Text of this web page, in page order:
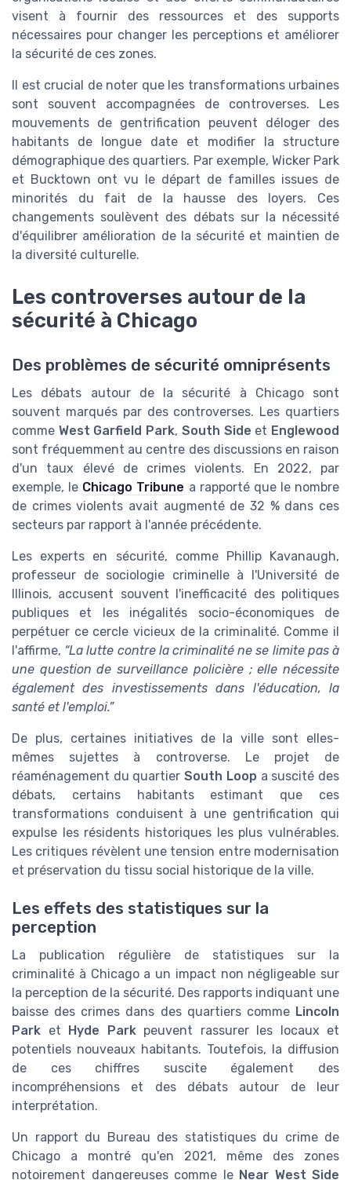
visent à fournir des ressources et des supports
nécessaires pour changer les perceptions et améliorer
la sécurité de ces zones.
Il est crucial de noter que les transformations urbaines
sont souvent accompagnées de controverses. Les
mouvements de gentrification peuvent déloger des
habitants de longue date et modifier la structure
démographique des quartiers. Par exemple, Wicker Park
et Bucktown ont vu le départ de familles issues de
minorités du fait de la hausse des loyers. Ces
changements soulèvent des débats sur la nécessité
d'équilibrer amélioration de la sécurité et maintien de
la diversité culturelle.
Les controverses autour de la
sécurité à Chicago
Des problèmes de sécurité omniprésents
Les débats autour de la sécurité à Chicago sont
souvent marqués par des controverses. Les quartiers
comme West Garfield Park, South Side et Englewood
sont fréquemment au centre des discussions en raison
d'un taux élevé de crimes violents. En 2022, par
exemple, le Chicago Tribune a rapporté que le nombre
de crimes violents avait augmenté de 32 % dans ces
secteurs par rapport à l'année précédente.
Les experts en sécurité, comme Phillip Kavanaugh,
professeur de sociologie criminelle à l'Université de
Illinois, accusent souvent l'inefficacité des politiques
publiques et les inégalités socio-économiques de
perpétuer ce cercle vicieux de la criminalité. Comme il
l'affirme, “La lutte contre la criminalité ne se limite pas à
une question de surveillance policière ; elle nécessite
également des investissements dans l'éducation, la
santé et l'emploi.”
De plus, certaines initiatives de la ville sont elles-
mêmes sujettes à controverse. Le projet de
réaménagement du quartierSouth Loop a suscité des
débats, certains habitants estimant que ces
transformations conduisent à une gentrification qui
expulse les résidents historiques les plus vulnérables.
Les critiques révèlent une tension entre modernisation
et préservation du tissu social historique de la ville.
Les effets des statistiques sur la
perception
La publication régulière de statistiques sur la
criminalité à Chicago a un impact non négligeable sur
la perception de la sécurité. Des rapports indiquant une
baisse des crimes dans des quartiers comme Lincoln
Park et Hyde Parkpeuvent rassurer les locaux et
potentiels nouveaux habitants. Toutefois, la diffusion
de ces chiffres suscite également des
incompréhensions et des débats autour de leur
interprétation.
Un rapport du Bureau des statistiques du crime de
Chicago a montré qu'en 2021, même des zones
notoirement dangereuses comme le Near West Side